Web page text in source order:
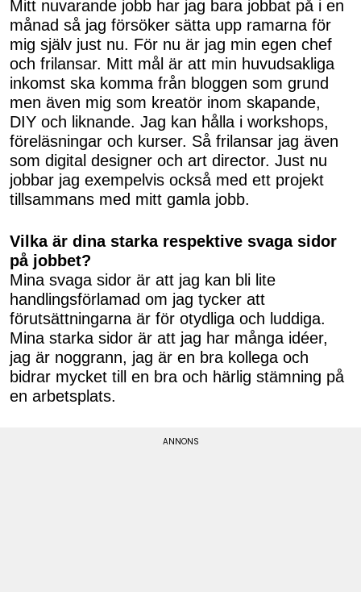
Mitt nuvarande jobb har jag bara jobbat på i en
månad så jag försöker sätta upp ramarna för
mig själv just nu. För nu är jag min egen chef
och frilansar. Mitt mål är att min huvudsakliga
inkomst ska komma från bloggen som grund
men även mig som kreatör inom skapande,
DIY och liknande. Jag kan hålla i workshops,
föreläsningar och kurser. Så frilansar jag även
som digital designer och art director. Just nu
jobbar jag exempelvis också med ett projekt
tillsammans med mitt gamla jobb.
Vilka är dina starka respektive svaga sidor
på jobbet?
Mina svaga sidor är att jag kan bli lite
handlingsförlamad om jag tycker att
förutsättningarna är för otydliga och luddiga.
Mina starka sidor är att jag har många idéer,
jag är noggrann, jag är en bra kollega och
bidrar mycket till en bra och härlig stämning på
en arbetsplats.